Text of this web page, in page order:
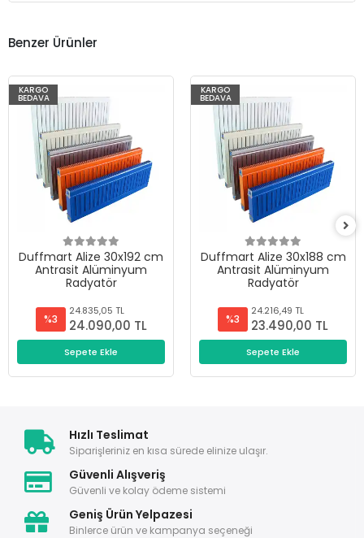
Benzer Ürünler
KARGO
BEDAVA
Duffmart Alize 30x192 cm
Antrasit Alüminyum
Radyatör
%3
24.835,05 TL
24.090,00 TL
Sepete Ekle
KARGO
BEDAVA
Duffmart Alize 30x188 cm
Antrasit Alüminyum
Radyatör
%3
24.216,49 TL
23.490,00 TL
Sepete Ekle
Hızlı Teslimat
Siparişleriniz en kısa sürede elinize ulaşır.
Güvenli Alışveriş
Güvenli ve kolay ödeme sistemi
Geniş Ürün Yelpazesi
Binlerce ürün ve kampanya seçeneği